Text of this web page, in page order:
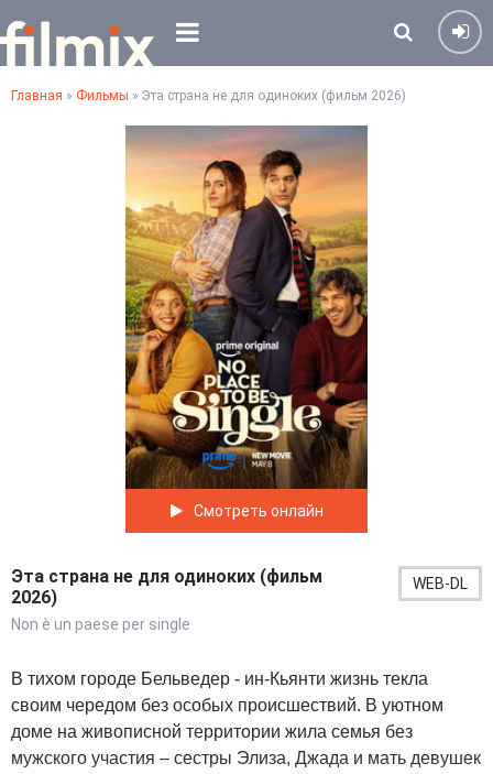
Главная » Фильмы » Эта страна не для одиноких (фильм 2026)
Смотреть онлайн
Эта страна не для одиноких (фильм
2026)
Non è un paese per single
WEB-DL
В тихом городе Бельведер - ин-Кьянти жизнь текла
своим чередом без особых происшествий. В уютном
доме на живописной территории жила семья без
мужского участия – сестры Элиза, Джада и мать девушек